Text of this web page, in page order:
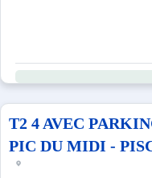
T2 4 AVEC
PIC DU MIDI -